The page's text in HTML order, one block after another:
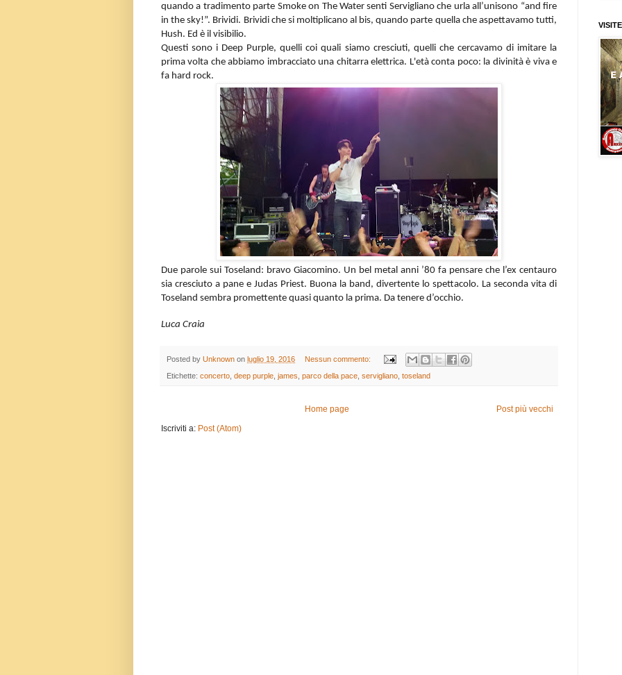
quando a tradimento parte Smoke on The Water senti Servigliano che urla all’unisono “and fire
in the sky!”. Brividi. Brividi che si moltiplicano al bis, quando parte quella che aspettavamo tutti,
Hush. Ed è il visibilio.
Questi sono i Deep Purple, quelli coi quali siamo cresciuti, quelli che cercavamo di imitare la
prima volta che abbiamo imbracciato una chitarra elettrica. L'età conta poco: la divinità è viva e
fa hard rock.
Due parole sui Toseland: bravo Giacomino. Un bel metal anni ’80 fa pensare che l’ex centauro
sia cresciuto a pane e Judas Priest. Buona la band, divertente lo spettacolo. La seconda vita di
Toseland sembra promettente quasi quanto la prima. Da tenere d’occhio.
Luca Craia
Posted by Unknown on luglio 19, 2016 Nessun commento:
Etichette: concerto deep purple james parco della pace servigliano toseland
Post più vecchi
Home page
Iscriviti a: Post (Atom)
VISITE